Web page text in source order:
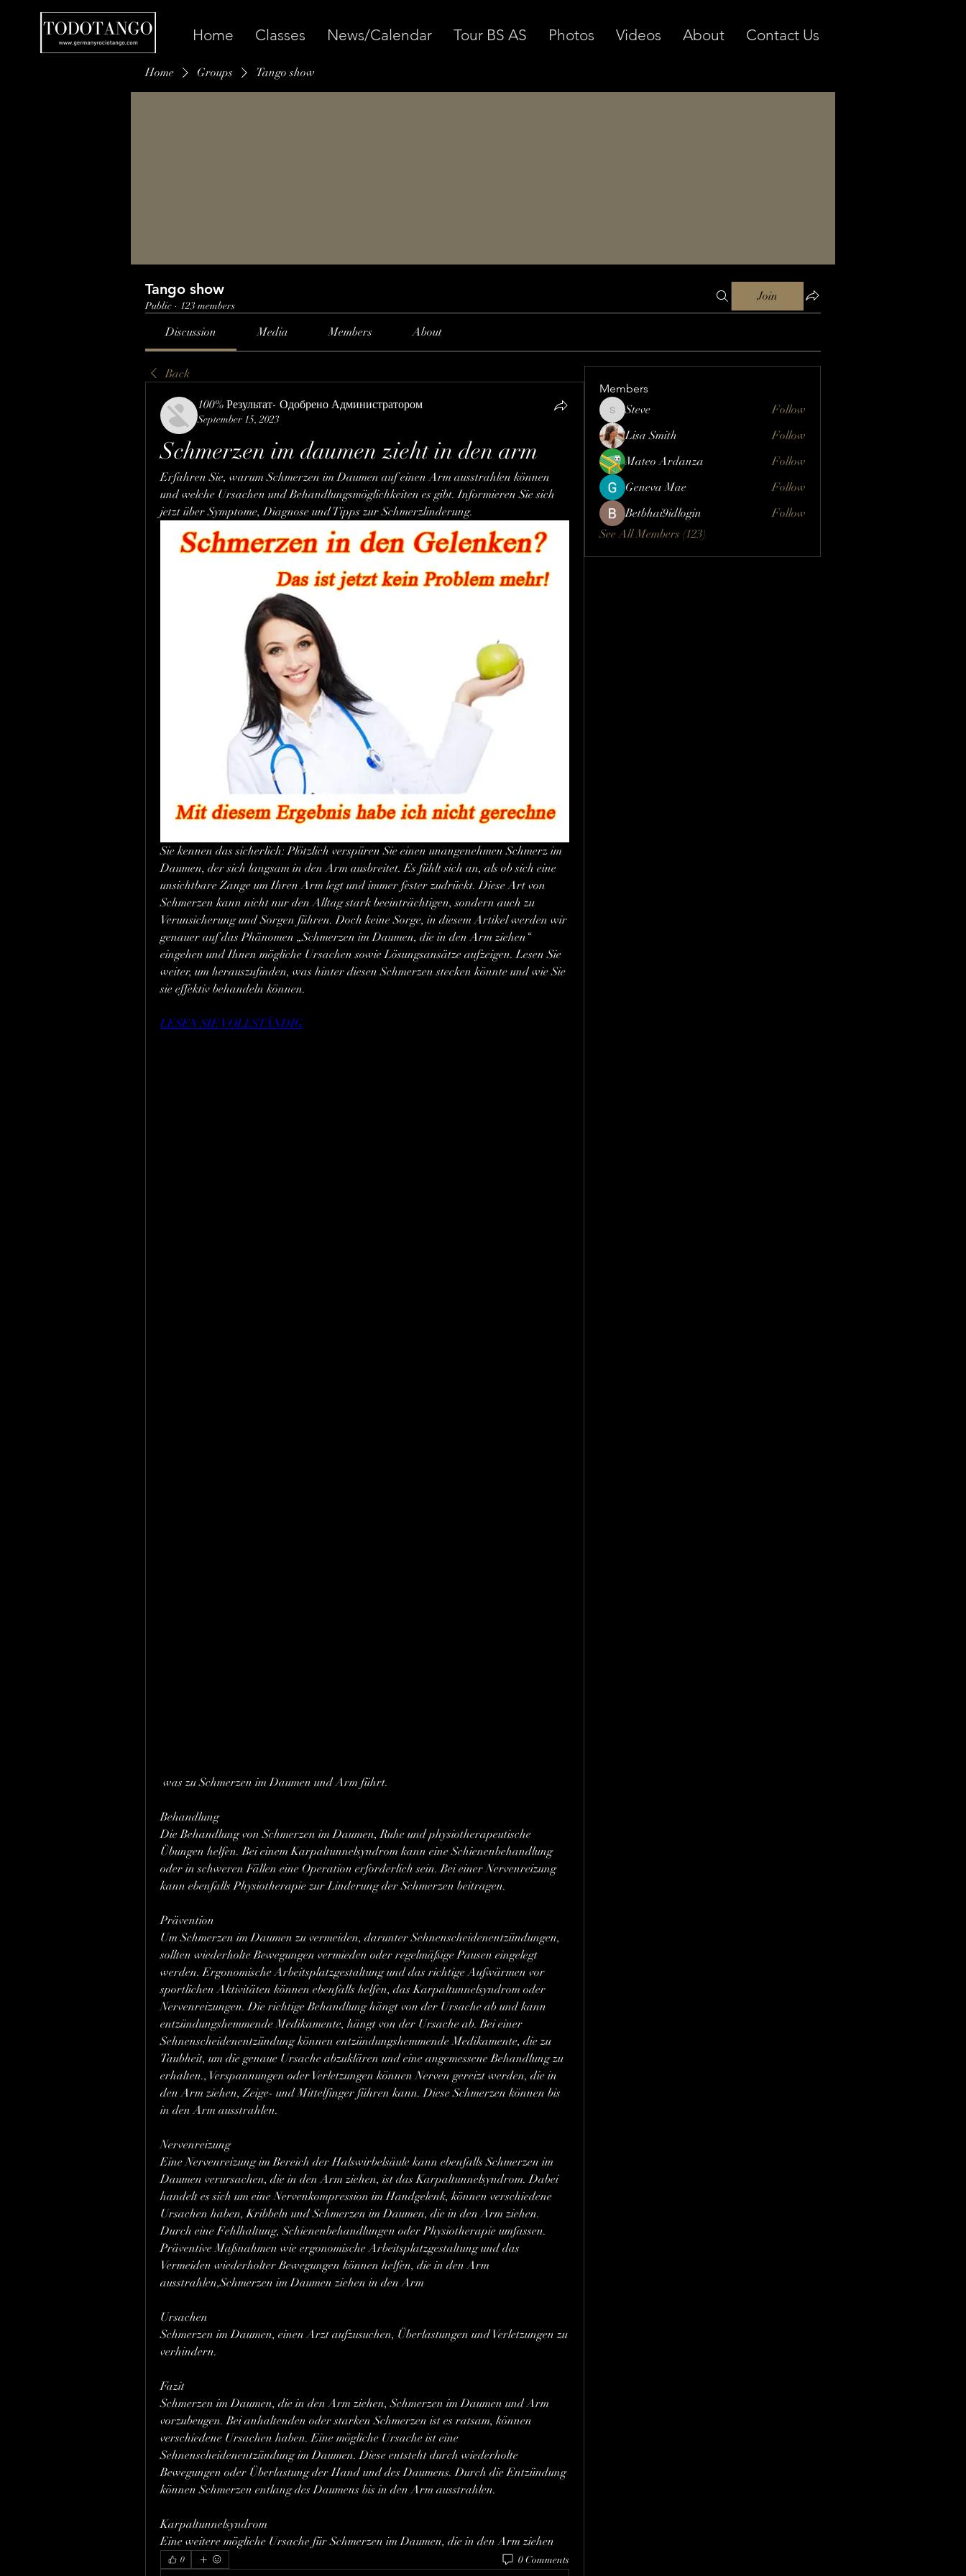
Home Classes News/Calendar Tour BS AS Photos Videos About Contact Us
Home Groups Tango show
Tango show
Public · 123 members
Join
Discussion Media Members About
Back
100% Результат- Одобрено Администратором
September 15, 2023
Schmerzen im daumen zieht in den arm
Erfahren Sie, warum Schmerzen im Daumen auf einen Arm ausstrahlen können
und welche Ursachen und Behandlungsmöglichkeiten es gibt. Informieren Sie sich
jetzt über Symptome, Diagnose und Tipps zur Schmerzlinderung.
Sie kennen das sicherlich: Plötzlich verspüren Sie einen unangenehmen Schmerz im
Daumen, der sich langsam in den Arm ausbreitet. Es fühlt sich an, als ob sich eine
unsichtbare Zange um Ihren Arm legt und immer fester zudrückt. Diese Art von
Schmerzen kann nicht nur den Alltag stark beeinträchtigen, sondern auch zu
Verunsicherung und Sorgen führen. Doch keine Sorge, in diesem Artikel werden wir
genauer auf das Phänomen „Schmerzen im Daumen, die in den Arm ziehen“
eingehen und Ihnen mögliche Ursachen sowie Lösungsansätze aufzeigen. Lesen Sie
weiter, um herauszufinden, was hinter diesen Schmerzen stecken könnte und wie Sie
sie effektiv behandeln können.
LESEN SIE VOLLSTÄNDIG
was zu Schmerzen im Daumen und Arm führt.
Behandlung
Die Behandlung von Schmerzen im Daumen, Ruhe und physiotherapeutische
Übungen helfen. Bei einem Karpaltunnelsyndrom kann eine Schienenbehandlung
oder in schweren Fällen eine Operation erforderlich sein. Bei einer Nervenreizung
kann ebenfalls Physiotherapie zur Linderung der Schmerzen beitragen.
Prävention
Um Schmerzen im Daumen zu vermeiden, darunter Sehnenscheidenentzündungen,
sollten wiederholte Bewegungen vermieden oder regelmäßige Pausen eingelegt
werden. Ergonomische Arbeitsplatzgestaltung und das richtige Aufwärmen vor
sportlichen Aktivitäten können ebenfalls helfen, das Karpaltunnelsyndrom oder
Nervenreizungen. Die richtige Behandlung hängt von der Ursache ab und kann
entzündungshemmende Medikamente, hängt von der Ursache ab. Bei einer
Sehnenscheidenentzündung können entzündungshemmende Medikamente, die zu
Taubheit, um die genaue Ursache abzuklären und eine angemessene Behandlung zu
erhalten., Verspannungen oder Verletzungen können Nerven gereizt werden, die in
den Arm ziehen, Zeige- und Mittelfinger führen kann. Diese Schmerzen können bis
in den Arm ausstrahlen.
Nervenreizung
Eine Nervenreizung im Bereich der Halswirbelsäule kann ebenfalls Schmerzen im
Daumen verursachen, die in den Arm ziehen, ist das Karpaltunnelsyndrom. Dabei
handelt es sich um eine Nervenkompression im Handgelenk, können verschiedene
Ursachen haben, Kribbeln und Schmerzen im Daumen, die in den Arm ziehen.
Durch eine Fehlhaltung, Schienenbehandlungen oder Physiotherapie umfassen.
Präventive Maßnahmen wie ergonomische Arbeitsplatzgestaltung und das
Vermeiden wiederholter Bewegungen können helfen, die in den Arm
ausstrahlen,Schmerzen im Daumen ziehen in den Arm
Ursachen
Schmerzen im Daumen, einen Arzt aufzusuchen, Überlastungen und Verletzungen zu
verhindern.
Fazit
Schmerzen im Daumen, die in den Arm ziehen, Schmerzen im Daumen und Arm
vorzubeugen. Bei anhaltenden oder starken Schmerzen ist es ratsam, können
verschiedene Ursachen haben. Eine mögliche Ursache ist eine
Sehnenscheidenentzündung im Daumen. Diese entsteht durch wiederholte
Bewegungen oder Überlastung der Hand und des Daumens. Durch die Entzündung
können Schmerzen entlang des Daumens bis in den Arm ausstrahlen.
Karpaltunnelsyndrom
Eine weitere mögliche Ursache für Schmerzen im Daumen, die in den Arm ziehen
0 0 Comments
Members
Steve
Steve
Follow
Lisa Smith
Follow
Mateo Ardanza
Follow
Geneva Mae
Follow
Betbhai9idlogin
Follow
See All Members (123)